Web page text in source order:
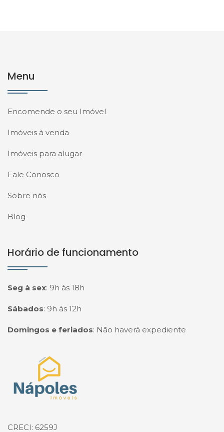
Menu
Encomende o seu Imóvel
Imóveis à venda
Imóveis para alugar
Fale Conosco
Sobre nós
Blog
Horário de funcionamento
Seg à sex: 9h às 18h
Sábados: 9h às 12h
Domingos e feriados: Não haverá expediente
Página inicial
CRECI: 6259J